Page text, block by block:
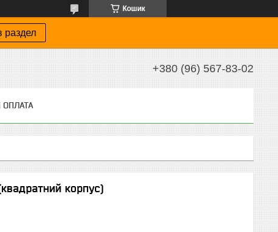
Кошик
раздел
+380 (96) 567-83-02
ОПЛАТА
корпус)